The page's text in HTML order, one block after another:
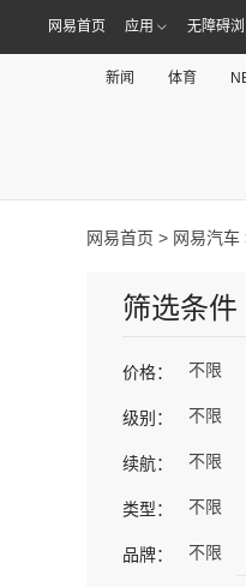
网易首页 应用 无障碍
新闻 体育
网易首页 > 网易汽车
筛选条件
价格： 不限
级别： 不限
续航： 不限
类型： 不限
品牌： 不限